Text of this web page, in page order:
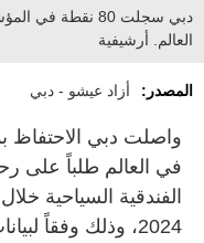
دبي سجلت 80
العالم. أرشيفية
المصدر: أزاد عيشو - دبي
واصلت دبي الاحتفاظ
في العالم طلباً على
الفندقية السياحية
2024، وذلك وفقاً